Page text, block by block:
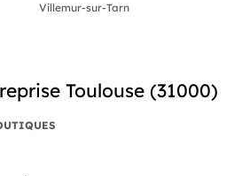
Villemur-sur-Tarn
Toulouse (31000)